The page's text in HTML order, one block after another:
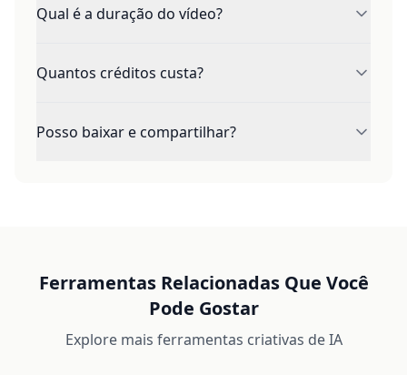
Qual é a duração do vídeo?
curto. Ajuste a duração quando houver opções.
Quantos créditos custa?
botão mostra o valor exato antes de iniciar.
Posso baixar e compartilhar?
Ferramentas Relacionadas Que Você
Pode Gostar
Explore mais ferramentas criativas de IA